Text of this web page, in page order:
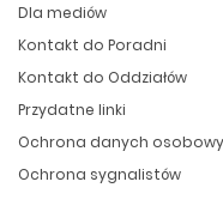
Dla mediów
Kontakt do Poradni
Kontakt do Oddziałów
Przydatne linki
Ochrona danych
Ochrona sygnalistów